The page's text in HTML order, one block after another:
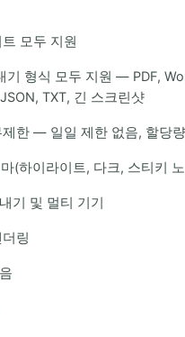
모두 지원
기 형식 모두 지원 — PDF,
TXT, 긴 스크린샷
제한 — 일일 제한 없음, 할당
(하이라이트, 다크, 스티키
기 및 멀티 기기
링